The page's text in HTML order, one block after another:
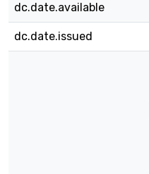
dc.date.available
dc.date.issued